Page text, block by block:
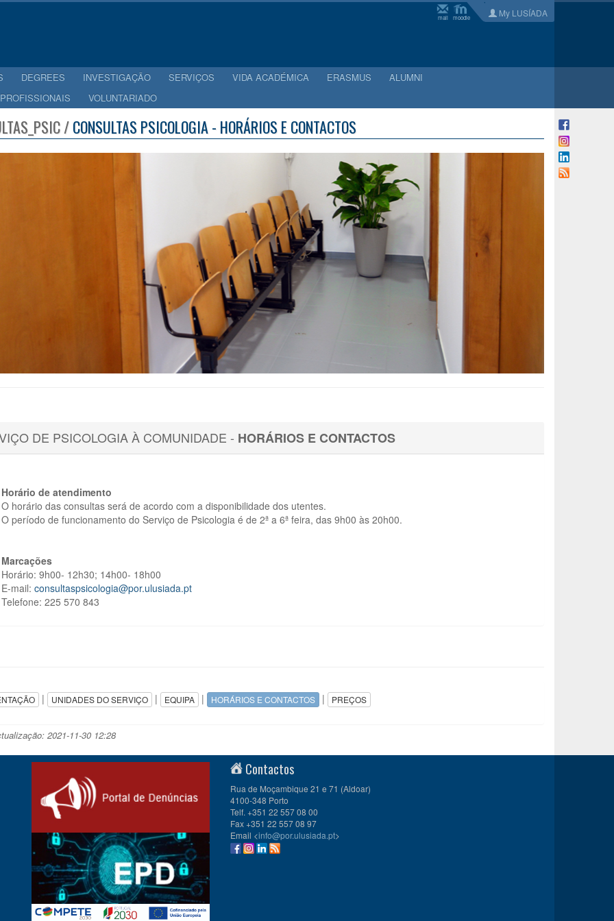
mail moodle My LUSÍADA
DEGREES INVESTIGAÇÃO SERVIÇOS VIDA ACADÉMICA ERASMUS
ALUMNI
VOLUNTARIADO
/CONSULTAS PSICOLOGIA - HORÁRIOS E CONTACTOS
DE PSICOLOGIA À COMUNIDADE - HORÁRIOS E CONTACTOS
Horário de atendimento
O horário das consultas será de acordo com a disponibilidade dos utentes.
O período de funcionamento do Serviço de Psicologia é de 2ª a 6ª feira, das 9h00 às 20h00.
Marcações
Horário: 9h00- 12h30; 14h00- 18h00
E-mail: consultaspsicologia@por.ulusiada.pt
Telefone: 225 570 843
| UNIDADES DO SERVIÇO | EQUIPA | HORÁRIOS E CONTACTOS | PREÇOS
2021-11-30 12:28
Contactos
Rua de Moçambique 21 e 71 (Aldoar)
4100-348 Porto
Telf. +351 22 557 08 00
Fax +351 22 557 08 97
Email <info@por.ulusiada.pt>